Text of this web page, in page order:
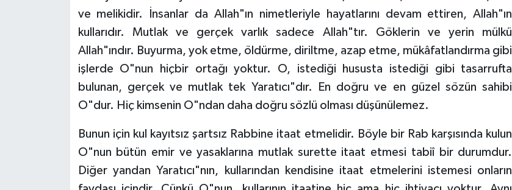
ve melikidir. İnsanlar da Allah"ın nimetleriyle hayatlarını devam ettiren, Allah"ın
kullarıdır. Mutlak ve gerçek varlık sadece Allah"tır. Göklerin ve yerin mülkü
Allah"ındır. Buyurma, yok etme, öldürme, diriltme, azap etme, mükâfatlandırma gibi
işlerde O"nun hiçbir ortağı yoktur. O, istediği hususta istediği gibi tasarrufta
bulunan, gerçek ve mutlak tek Yaratıcı"dır. En doğru ve en güzel sözün sahibi
O"dur. Hiç kimsenin O"ndan daha doğru sözlü olması düşünülemez.
Bunun için kul kayıtsız şartsız Rabbine itaat etmelidir. Böyle bir Rab karşısında kulun
O"nun bütün emir ve yasaklarına mutlak surette itaat etmesi tabiî bir durumdur.
Diğer yandan Yaratıcı"nın, kullarından kendisine itaat etmelerini istemesi onların
Osmaniye Müftülüğü
Sakarya Müftülüğü
Samsun Müftülüğü
Siirt Müftülüğü
Sinop Müftülüğü